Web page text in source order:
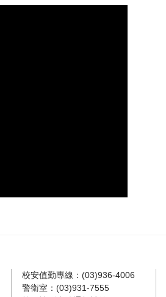
校安值勤專線：(03)936-4006
警衛室：(03)931-7555